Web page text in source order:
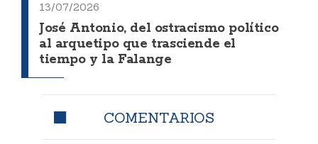
13/07/2026
José Antonio, del ostracismo político
al arquetipo que trasciende el
tiempo y la Falange
COMENTARIOS